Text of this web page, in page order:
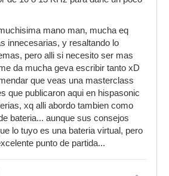
mano man, mucha eq
innecesarias, y resaltando lo
pero alli si necesito ser mas
da mucha geva escribir tanto xD
que veas una masterclass
que publicaron aqui en hispasonic
xq alli abordo tambien como
bateria... aunque sus consejos
lo tuyo es una bateria virtual, pero
punto de partida...